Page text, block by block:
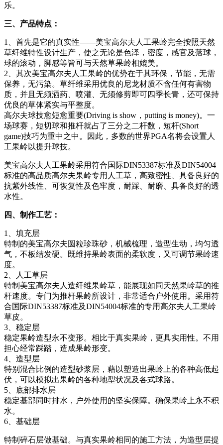
乐。
三、产品特点：
1、首先是它的真实性——美宝高尔夫人工果岭完全按照天然
草纤维特性设计生产，使之无论是色泽，密度，感官及落球，
球的滚动，脚感等皆可与天然草果岭相媲美。
2、其次美宝高尔夫人工果岭的优势在于其环保，节能，无需
保养，无污染。草纤维采用优良的尼龙材质不含任何有害物
质，并且无须洒药、喷灌、无须修剪即可四季长青，还可保持
优良的草体紧实与平整度。
高尔夫球技愈短愈重要(Driving is show，putting is money)。一
场球赛，短切球和推杆就占了三分之二杆数，短杆(Short
game)技巧为重中之中。因此，多数的世界PGA名将会设置人
工果岭以提升球技。
美宝高尔夫人工果岭采用符合国际DIN53387标准及DIN54004
标准的高品质高尔夫果岭专用人工草，高致密性、具备良好的
抗紫外线性、可恢复性及色牢度，耐踩、耐磨、具备良好的透
水性。
四、制作工艺：
1、填充层
特制的美宝高尔夫圆粒珍珠砂，机械梳理，造型生动，均匀透
气，不板结发硬。既维持果岭表面的柔软度，又可调节果岭速
度。
2、人工草层
特制美宝高尔夫人造纤维果岭草，能展现如同天然果岭草的推
杆速度。专门为推杆果岭所设计，非常适合户外使用。采用符
合国际DIN53387标准及DIN54004标准的专用高尔夫人工果岭
草皮。
3、稳定层
稳定果岭造型永不变形。相比于真实果岭，更具实用性。不用
担心经常踩踏，造成果岭形变。
4、造型层
特别混合比例的造型砂浆层，藉以塑造出果岭上的各种高低起
伏，可以模拟出果岭的各种地型状况及各式球路。
5、底部排水层
稳定基部同时排水，户外使用的坚实保障。确保果岭上永不积
水。
6、基础层
特制碎石层做基础。与真实果岭相同的施工方法，为造型层提